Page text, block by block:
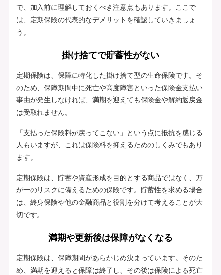
で、加入前に理解しておくべき注意点もあります。ここで
は、定期保険の代表的なデメリットを確認していきましょ
う。
掛け捨てで貯蓄性がない
定期保険は、保障に特化した掛け捨て型の生命保険です。そ
のため、保障期間中に死亡や高度障害といった保険金支払い
事由が発生しなければ、満期を迎えても保険金や解約返戻金
は受取れません。
「支払った保険料が戻ってこない」という点に抵抗を感じる
人もいますが、これは保険料を抑えるためのしくみでもあり
ます。
定期保険は、貯蓄や資産形成を目的とする商品ではなく、万
が一のリスクに備えるための保険です。貯蓄性を求める場合
は、終身保険や他の金融商品と役割を分けて考えることが大
切です。
満期や更新後は保障がなくなる
定期保険は、保障期間があらかじめ決まっています。そのた
め、満期を迎えると保障は終了し、その後は保険による死亡